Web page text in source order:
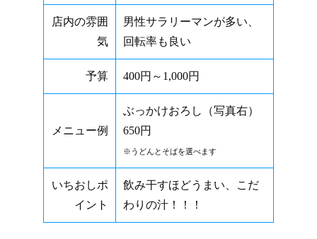
店内の雰囲
気
男性サラリーマンが多い、
回転率も良い
予算 400円～1,000円
メニュー例
ぶっかけおろし（写真右）
650円
※うどんとそばを選べます
いちおしポ
イント
飲み干すほどうまい、こだ
わりの汁！！！